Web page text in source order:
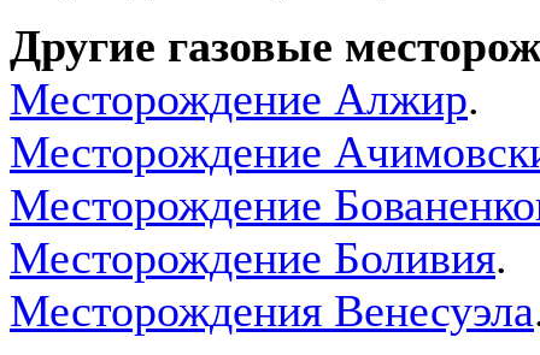
Другие газовые
Месторождение Алжир.
Месторождение
Месторождение
Месторождение Боливия.
Месторождения Венесуэла